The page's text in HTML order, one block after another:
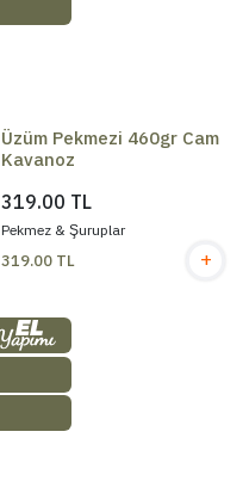
Üzüm Pekmezi 460gr Cam
Kavanoz
319.00 TL
Pekmez & Şuruplar
319.00 TL +